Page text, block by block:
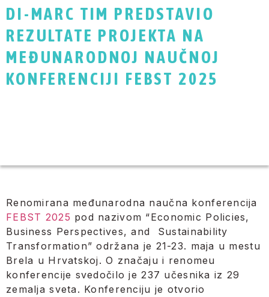
DI-MARC TIM PREDSTAVIO
REZULTATE PROJEKTA NA
MEĐUNARODNOJ NAUČNOJ
KONFERENCIJI FEBST 2025
Renomirana međunarodna naučna konferencija
FEBST 2025 pod nazivom “Economic Policies,
Business Perspectives, and Sustainability
Transformation” održana je 21-23. maja u mestu
Brela u Hrvatskoj. O značaju i renomeu
konferencije svedočilo je 237 učesnika iz 29
zemalja sveta. Konferenciju je otvorio